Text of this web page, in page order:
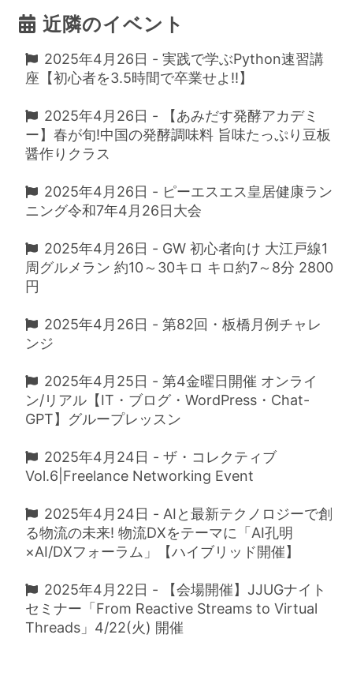
近隣のイベント
2025年4月26日 - 実践で学ぶPython速習講
座【初心者を3.5時間で卒業せよ!!】
2025年4月26日 - 【あみだす発酵アカデミ
ー】春が旬!中国の発酵調味料 旨味たっぷり豆板
醤作りクラス
2025年4月26日 - ピーエスエス皇居健康ラン
ニング令和7年4月26日大会
2025年4月26日 - GW 初心者向け 大江戸線1
周グルメラン 約10～30キロ キロ約7～8分 2800
円
2025年4月26日 - 第82回・板橋月例チャレ
ンジ
2025年4月25日 - 第4金曜日開催 オンライ
ン/リアル【IT・ブログ・WordPress・Chat-
GPT】グループレッスン
2025年4月24日 - ザ・コレクティブ
Vol.6|Freelance Networking Event
2025年4月24日 - AIと最新テクノロジーで創
る物流の未来! 物流DXをテーマに「AI孔明
×AI/DXフォーラム」【ハイブリッド開催】
2025年4月22日 - 【会場開催】JJUGナイト
セミナー「From Reactive Streams to Virtual
Threads」4/22(火) 開催